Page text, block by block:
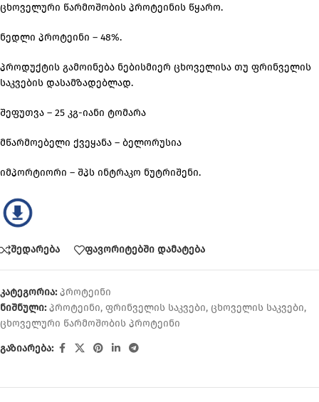
ცხოველური წარმოშობის პროტეინის წყარო.
ნედლი პროტეინი – 48%.
პროდუქტის გამოინება ნებისმიერ ცხოველისა თუ ფრინველის
საკვების დასამზადებლად.
შეფუთვა – 25 კგ-იანი ტომარა
მწარმოებელი ქვეყანა – ბელორუსია
იმპორტიორი – შპს ინტრაკო ნუტრიშენი.
შედარება ფავორიტებში დამატება
კატეგორია: პროტეინი
ნიშნული: პროტეინი, ფრინველის საკვები, ცხოველის საკვები,
ცხოველური წარმოშობის პროტეინი
გაზიარება: